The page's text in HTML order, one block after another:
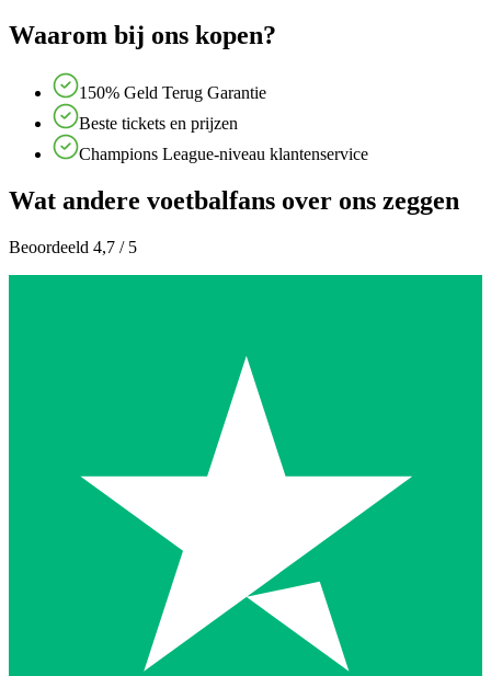
Waarom bij ons kopen?
150% Geld Terug Garantie
Beste tickets en prijzen
Champions League-niveau klantenservice
Wat andere voetbalfans over ons zeggen
Beoordeeld 4,7 / 5